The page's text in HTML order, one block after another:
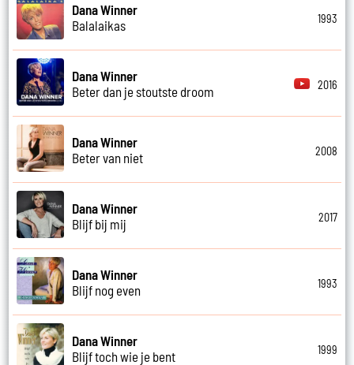
Dana Winner
Balalaikas
1993
Dana Winner
Beter dan je stoutste droom
2016
Dana Winner
Beter van niet
2008
Dana Winner
Blijf bij mij
2017
Dana Winner
Blijf nog even
1993
Dana Winner
Blijf toch wie je bent
1999